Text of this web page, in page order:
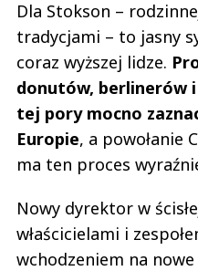
Dla Stokson –
tradycjami – to jasny
coraz wyższej lidze.
donutów, berlinerów
tej pory mocno
Europie, a powołanie
ma ten proces
Nowy dyrektor w
właścicielami i
wchodzeniem na